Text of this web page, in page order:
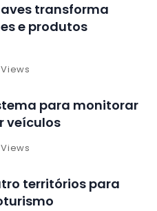
transforma
e produtos
para monitorar
veículos
territórios para